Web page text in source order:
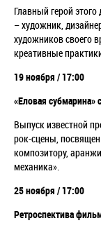
Главный герой
– художник,
художников своего
креативные
19 ноября / 17:00
«Еловая
Выпуск известной
рок-сцены,
композитору,
механика».
25 ноября / 17:00
Ретроспектива